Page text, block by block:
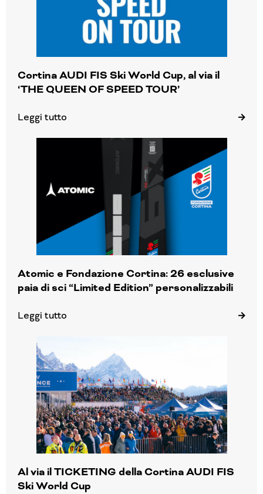
Cortina AUDI FIS Ski World Cup, al via il
‘THE QUEEN OF SPEED TOUR’
Leggi tutto
Atomic e Fondazione Cortina: 26 esclusive
paia di sci “Limited Edition” personalizzabili
Leggi tutto
Al via il TICKETING della Cortina AUDI FIS
Ski World Cup